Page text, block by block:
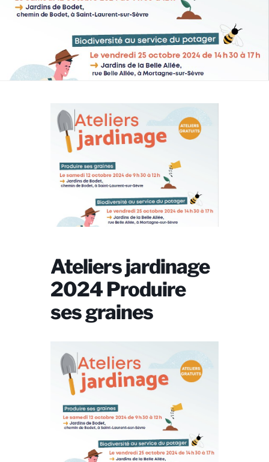
Ateliers jardinage
2024 Produire
ses graines